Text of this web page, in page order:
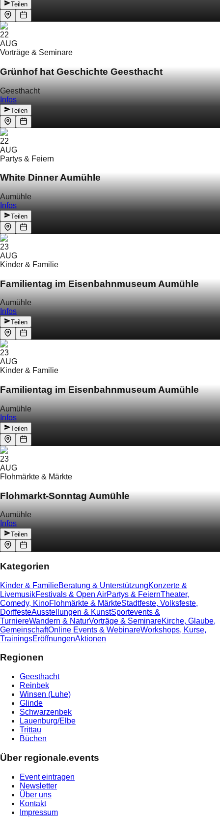
Teilen
22
AUG
Vorträge & Seminare
Grünhof hat Geschichte Geesthacht
Geesthacht
Infos
Teilen
22
AUG
Partys & Feiern
White Dinner Aumühle
Aumühle
Infos
Teilen
23
AUG
Kinder & Familie
Familientag im Eisenbahnmuseum Aumühle
Aumühle
Infos
Teilen
23
AUG
Kinder & Familie
Familientag im Eisenbahnmuseum Aumühle
Aumühle
Infos
Teilen
23
AUG
Flohmärkte & Märkte
Flohmarkt-Sonntag Aumühle
Aumühle
Infos
Teilen
Kategorien
Kinder & FamilieBeratung & UnterstützungKonzerte &
LivemusikFestivals & Open AirPartys & FeiernTheater,
Comedy, KinoFlohmärkte & MärkteStadtfeste, Volksfeste,
DorffesteAusstellungen & KunstSportevents &
TurniereWandern & NaturVorträge & SeminareKirche, Glaube,
GemeinschaftOnline Events & WebinareWorkshops, Kurse,
TrainingsEröffnungenAktionen
Regionen
Geesthacht
Reinbek
Winsen (Luhe)
Glinde
Schwarzenbek
Lauenburg/Elbe
Trittau
Büchen
Über regionale.events
Event eintragen
Newsletter
Über uns
Kontakt
Impressum